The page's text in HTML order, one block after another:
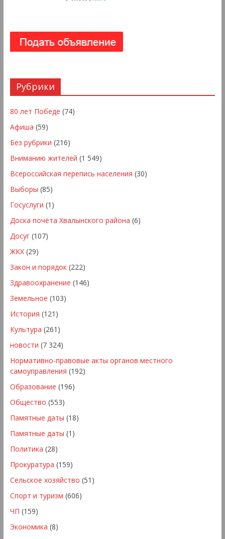
Рубрики
80 лет Победе (74)
Афиша (59)
Без рубрики (216)
Вниманию жителей (1 549)
Всероссийская перепись населения (30)
Выборы (85)
Госуслуги (1)
Доска почёта Хвалынского района (6)
Досуг(107)
ЖКХ(29)
Закон и порядок(222)
Здравоохранение (146)
Земельное (103)
История (121)
Культура (261)
новости (7 324)
Нормативно-правовые акты органов местного
самоуправления (192)
Образование (196)
Общество (553)
Памятные даты (18)
Памятные даты (1)
Политика (28)
Прокуратура (159)
Сельское хозяйство (51)
Спорт и туризм (606)
ЧП (159)
Экономика (8)